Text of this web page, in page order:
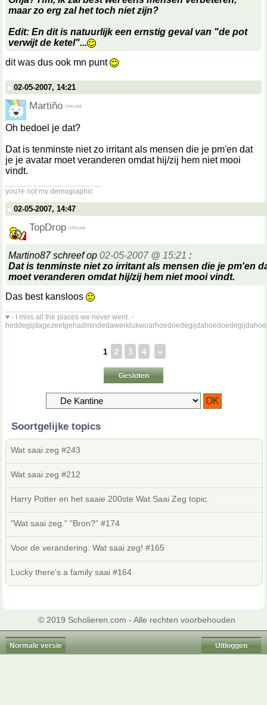
maar zo erg zal het toch niet zijn?
Edit: En dit is natuurlijk een ernstig geval van "de pot
verwijt de ketel"...
dit was dus ook mn punt
02-05-2007, 14:21
Martiño
Oh bedoel je dat?
Dat is tenminste niet zo irritant als mensen die je pm'en dat
je je avatar moet veranderen omdat hij/zij hem niet mooi
vindt.
you're not my demographic
02-05-2007, 14:47
TopDrop
Martino87 schreef op 02-05-2007 @ 15:21 :
Dat is tenminste niet zo irritant als mensen die je pm'en
moet veranderen omdat hij/zij hem niet mooi vindt.
Das best kansloos
♥ - I miss all the places we never went. -
1 2 3 4 »
Gesloten
Soortgelijke topics
Wat saai zeg #243
Wat saai zeg #212
Harry Potter en het saaie 200ste Wat Saai Zeg topic.
"Wat saai zeg." "Bron?" #174
Voor de verandering: Wat saai zeg! #165
Lucky there's a family saai #164
© 2019 Scholieren.com - Alle rechten voorbehouden
Normale versie Uitloggen